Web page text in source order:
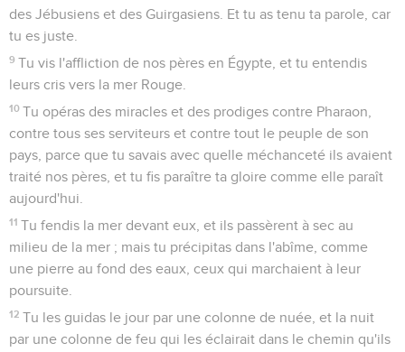
des Jébusiens et des Guirgasiens. Et tu as tenu ta parole, car
tu es juste.
9 Tu vis l'affliction de nos pères en Égypte, et tu entendis
leurs cris vers la mer Rouge.
10 Tu opéras des miracles et des prodiges contre Pharaon,
contre tous ses serviteurs et contre tout le peuple de son
pays, parce que tu savais avec quelle méchanceté ils avaient
traité nos pères, et tu fis paraître ta gloire comme elle paraît
aujourd'hui.
11 Tu fendis la mer devant eux, et ils passèrent à sec au
milieu de la mer ; mais tu précipitas dans l'abîme, comme
une pierre au fond des eaux, ceux qui marchaient à leur
poursuite.
12 Tu les guidas le jour par une colonne de nuée, et la nuit
par une colonne de feu qui les éclairait dans le chemin qu'ils